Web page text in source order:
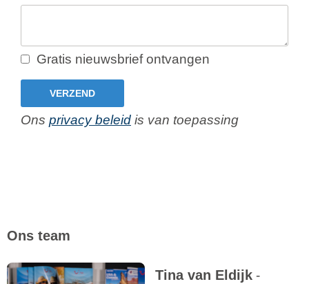
Gratis nieuwsbrief ontvangen
VERZEND
Ons privacy beleid is van toepassing
Ons team
Tina van Eldijk -